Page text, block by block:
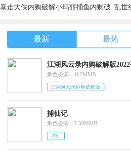
暴走大侠内购破解小玛丽捕鱼内购破 乱世
最新 最热
江湖风云录内购破解版
角色扮演 462MMB
江湖风云录内购破解版
捕仙记
角色扮演 3.30MMB
捕仙